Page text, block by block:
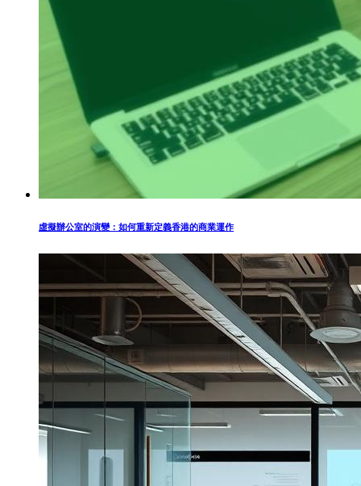
虛擬辦公室的演變：如何重新定義香港的商業運作